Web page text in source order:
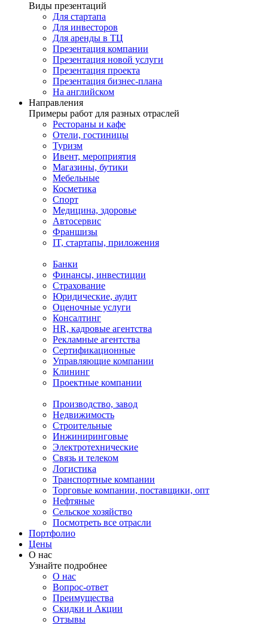
Виды презентаций
Для стартапа
Для инвесторов
Для аренды в ТЦ
Презентация компании
Презентация новой услуги
Презентация проекта
Презентация бизнес-плана
На английском
Направления
Примеры работ для разных отраслей
Рестораны и кафе
Отели, гостиницы
Туризм
Ивент, мероприятия
Магазины, бутики
Мебельные
Косметика
Спорт
Медицина, здоровье
Автосервис
Франшизы
IT, стартапы, приложения
Банки
Финансы, инвестиции
Страхование
Юридические, аудит
Оценочные услуги
Консалтинг
HR, кадровые агентства
Рекламные агентства
Сертификационные
Управляющие компании
Клининг
Проектные компании
Производство, завод
Недвижимость
Строительные
Инжиниринговые
Электротехнические
Связь и телеком
Логистика
Транспортные компании
Торговые компании, поставщики, опт
Нефтяные
Сельское хозяйство
Посмотреть все отрасли
Портфолио
Цены
О нас
Узнайте подробнее
О нас
Вопрос-ответ
Преимущества
Скидки и Акции
Отзывы